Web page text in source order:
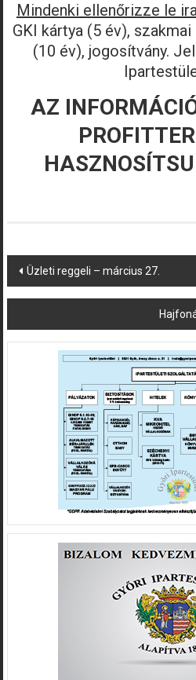
Mindenki ellenőrizze le
GKI kártya (5 év),
(10 év), jogosítvány.
AZ
Post
navigation
Üzleti reggeli – március 27.